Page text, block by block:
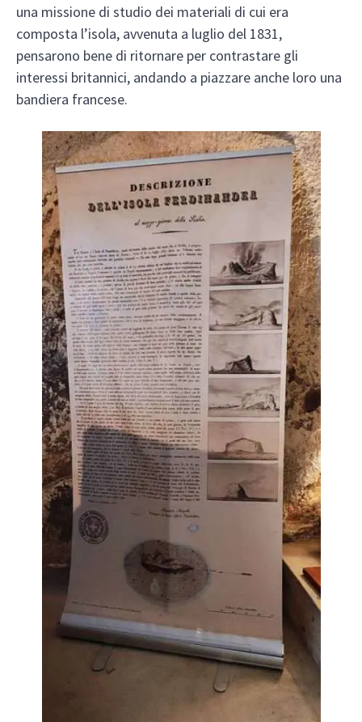
una missione di studio dei materiali di cui era
composta l’isola, avvenuta a luglio del 1831,
pensarono bene di ritornare per contrastare gli
interessi britannici, andando a piazzare anche loro una
bandiera francese.